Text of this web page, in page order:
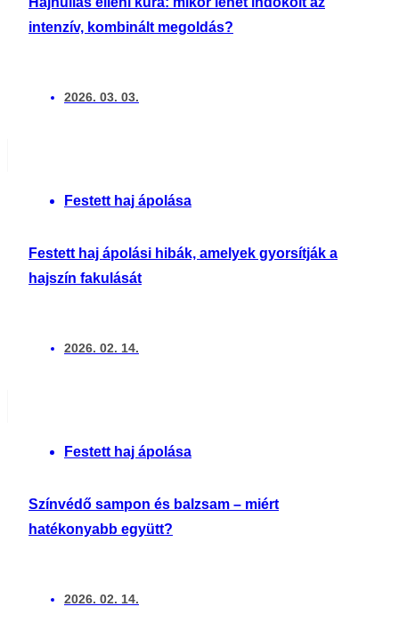
intenzív, kombinált megoldás?
2026. 03. 03.
Festett haj ápolása
Festett haj ápolási hibák, amelyek gyorsítják a
hajszín fakulását
2026. 02. 14.
Festett haj ápolása
Színvédő sampon és balzsam – miért
hatékonyabb együtt?
2026. 02. 14.